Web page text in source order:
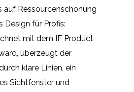
auf Ressourcenschonung
Design für Profis:
mit dem IF Product
überzeugt der
klare Linien, ein
Sichtfenster und